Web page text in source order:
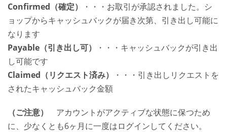
Confirmed（確定）
・・・お取引が承認されました。シ
ョップからキャッシュバックが届き次第、引き出し可能に
なります
Payable（引き出し可）
・・・キャッシュバックが引き出
し可能です
Claimed（リクエスト済み）
・・・引き出しリクエストを
されたキャッシュバック金額
（ご注意） アカウントがアクティブな状態に保つため
に、少なくとも6ヶ月に一度はログインしてください。